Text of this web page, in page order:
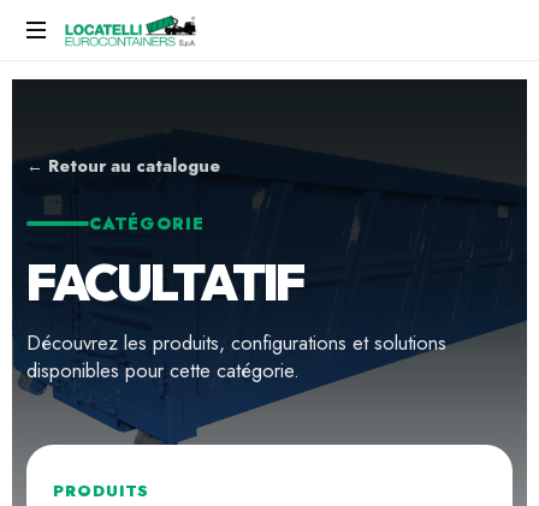
← Retour au catalogue
CATÉGORIE
FACULTATIF
Découvrez les produits, configurations et solutions
disponibles pour cette catégorie.
PRODUITS